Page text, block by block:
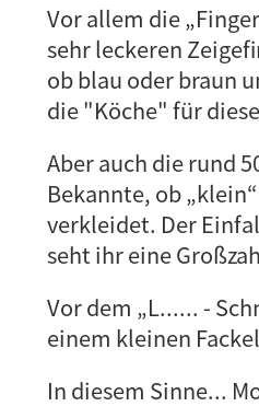
Vor allem die
sehr leckeren
ob blau oder braun
die "Köche" für
Aber auch die rund
Bekannte, ob
verkleidet. Der
seht ihr eine
Vor dem „L...... -
einem kleinen
In diesem Sinne...